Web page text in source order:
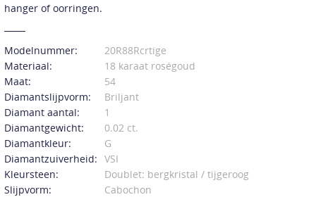
hanger of oorringen.
Modelnummer:
20R88Rcrtige
Materiaal:
18 karaat roségoud
Maat:
54
Diamantslijpvorm:
Briljant
Diamant aantal:
1
Diamantgewicht:
0.02 ct.
Diamantkleur:
G
Diamantzuiverheid: VSI
Kleursteen:
Doublet: bergkristal / tijgeroog
Slijpvorm:
Cabochon